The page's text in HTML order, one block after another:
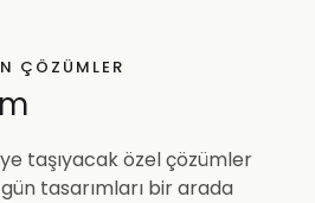
ÇÖZÜMLER
taşıyacak özel çözümler
tasarımları bir arada